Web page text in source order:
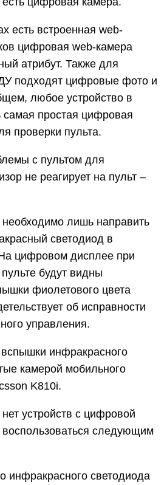
есть встроенная web-
цифровая web-камера
атрибут. Также для
подходят цифровые фото и
любое устройство в
самая простая цифровая
проверки пульта.
с пультом для
не реагирует на пульт –
лишь направить
светодиод в
цифровом дисплее при
будут видны
фиолетового цвета
об исправности
управления.
инфракрасного
камерой мобильного
K810i.
устройств с цифровой
следующим
инфракрасного светодиода